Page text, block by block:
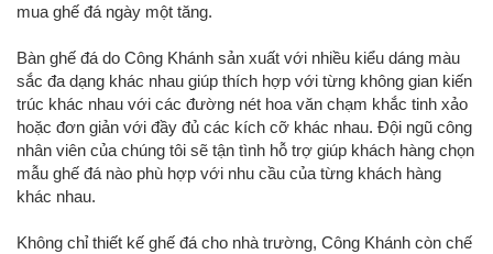
mua ghế đá ngày một tăng.
Bàn ghế đá do Công Khánh sản xuất với nhiều kiểu dáng màu
sắc đa dạng khác nhau giúp thích hợp với từng không gian kiến
trúc khác nhau với các đường nét hoa văn chạm khắc tinh xảo
hoặc đơn giản với đầy đủ các kích cỡ khác nhau. Đội ngũ công
nhân viên của chúng tôi sẽ tận tình hỗ trợ giúp khách hàng chọn
mẫu ghế đá nào phù hợp với nhu cầu của từng khách hàng
khác nhau.
Không chỉ thiết kế ghế đá cho nhà trường, Công Khánh còn chế